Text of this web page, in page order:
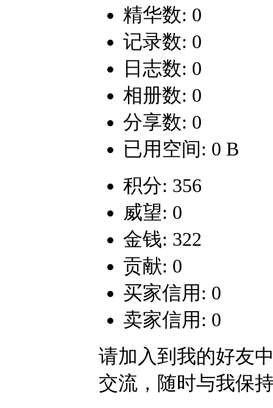
精华数: 0
记录数: 0
日志数: 0
相册数: 0
分享数: 0
已用空间: 0 B
积分: 356
威望: 0
金钱: 322
贡献: 0
买家信用: 0
卖家信用: 0
请加入到我的好友
交流，随时与我保